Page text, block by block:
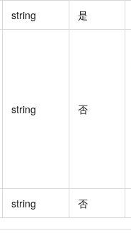
string 是
string 否
string 否